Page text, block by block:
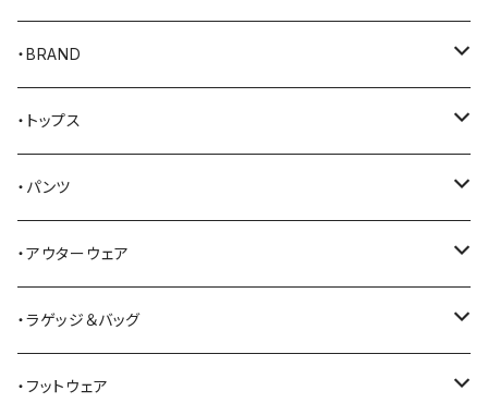
・BRAND
AKER
Alden
ALFONSO'S OF HOLLYWOOD LEATHER
All American Khakis
American Optical
・トップス
Tシャツ
シャツ
ベスト
セーター
・パンツ
ジーンズ
ワークパンツ
オーバーオール
・アウターウェア
コート
ジャケット
・ラゲッジ＆バッグ
トートバッグ
・フットウェア